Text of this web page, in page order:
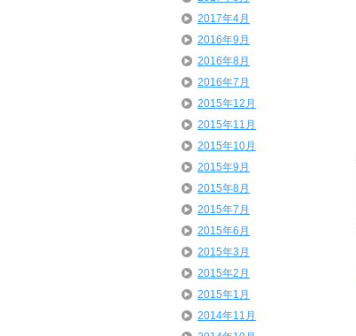
2017年4月
2016年9月
2016年8月
2016年7月
2015年12月
2015年11月
2015年10月
2015年9月
2015年8月
2015年7月
2015年6月
2015年3月
2015年2月
2015年1月
2014年11月